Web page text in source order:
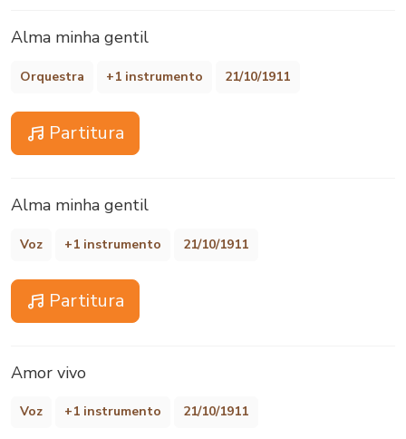
Alma minha gentil
Orquestra +1 instrumento 21/10/1911
Partitura
Alma minha gentil
Voz +1 instrumento 21/10/1911
Partitura
Amor vivo
Voz +1 instrumento 21/10/1911